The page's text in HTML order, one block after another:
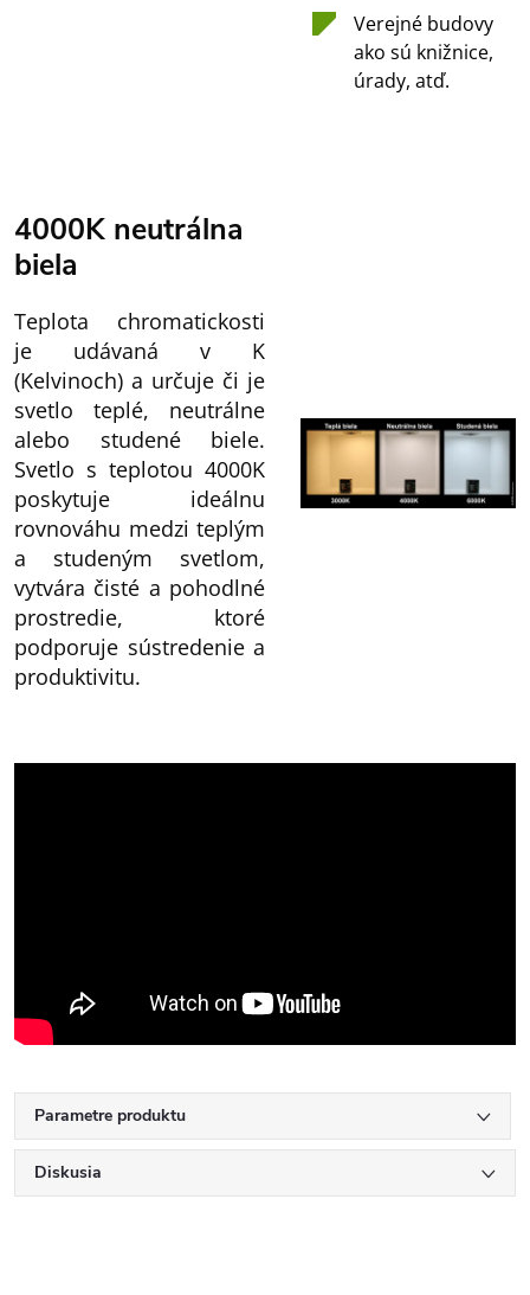
Verejné budovy
ako sú knižnice,
úrady, atď.
4000K neutrálna
biela
Teplota chromatickosti
je udávaná v K
(Kelvinoch) a určuje či je
svetlo teplé, neutrálne
alebo studené biele.
Svetlo s teplotou 4000K
poskytuje ideálnu
rovnováhu medzi teplým
a studeným svetlom,
vytvára čisté a pohodlné
prostredie, ktoré
podporuje sústredenie a
produktivitu.
Parametre produktu
Diskusia